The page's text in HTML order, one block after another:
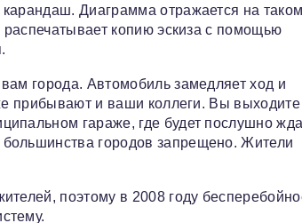
Диаграмма отражается на
копию эскиза с помощью
города. Автомобиль замедляет ход и
прибывают и ваши коллеги. Вы выходите
гараже, где будет послушно
городов запрещено. Жители
поэтому в 2008 году